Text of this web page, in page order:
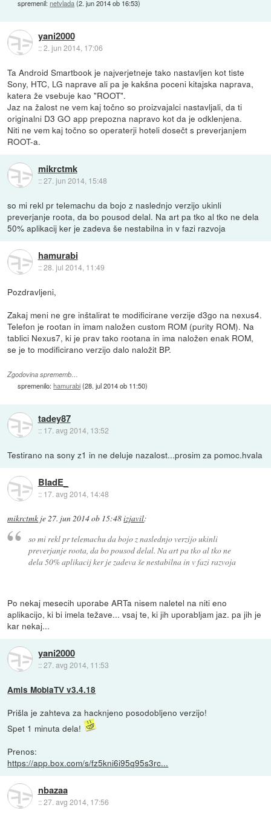
spremenil:netvlada(2. jun 2014 ob 16:53)
yani2000
::2. jun 2014, 17:06
Ta Android Smartbook je najverjetneje tako nastavljen kot tiste
Sony, HTC, LG naprave ali pa je kakšna poceni kitajska naprava,
katera že vsebuje kao "ROOT".
Jaz na žalost ne vem kaj točno so proizvajalci nastavljali, da ti
originalni D3 GO app prepozna napravo kot da je odklenjena.
Niti ne vem kaj točno so operaterji hoteli dosečt s preverjanjem
ROOT-a.
mikrctmk
::27. jun 2014, 15:48
so mi rekl pr telemachu da bojo z naslednjo verzijo ukinli
preverjanje roota, da bo pousod delal. Na art pa tko al tko ne dela
50% aplikacij ker je zadeva še nestabilna in v fazi razvoja
hamurabi
::28. jul 2014, 11:49
Pozdravljeni,
Zakaj meni ne gre inštalirat te modificirane verzije d3go na nexus4.
Telefon je rootan in imam naložen custom ROM (purity ROM). Na
tablici Nexus7, ki je prav tako rootana in ima naložen enak ROM,
se je to modificirano verzijo dalo naložit BP.
Zgodovina sprememb…
spremenilo:hamurabi(28. jul 2014 ob 11:50)
tadey87
:: 17. avg 2014, 13:52
Testirano na sony z1 in ne deluje nazalost...prosim za pomoc.hvala
BladE_
:: 17. avg 2014, 14:48
mikrctmk je27. jun 2014 ob 15:48izjavil:
so mi rekl pr telemachu da bojo z naslednjo verzijo ukinli
preverjanje roota, da bo pousod delal. Na art pa tko al tko ne
dela 50% aplikacij ker je zadeva še nestabilna in v fazi razvoja
Po nekaj mesecih uporabe ARTa nisem naletel na niti eno
aplikacijo, ki bi imela težave... vsaj te, ki jih uporabljam jaz. pa jih je
kar nekaj...
yani2000
::27. avg 2014, 11:53
Amis MobiaTV v3.4.18
Prišla je zahteva za hacknjeno posodobljeno verzijo!
Spet 1 minuta dela!
Prenos:
https://app.box.com/s/fz5kni6i95q95s3rc...
nbazaa
::27. avg 2014, 17:56